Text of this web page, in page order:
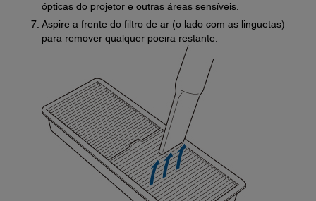
ópticas do projetor e outras áreas sensíveis.
Aspire a frente do filtro de ar (o lado com as linguetas)
para remover qualquer poeira restante.